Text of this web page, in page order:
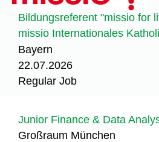
Bildungsreferent "missio for
missio Internationales
Bayern
22.07.2026
Regular Job
Junior Finance & Data
Großraum München